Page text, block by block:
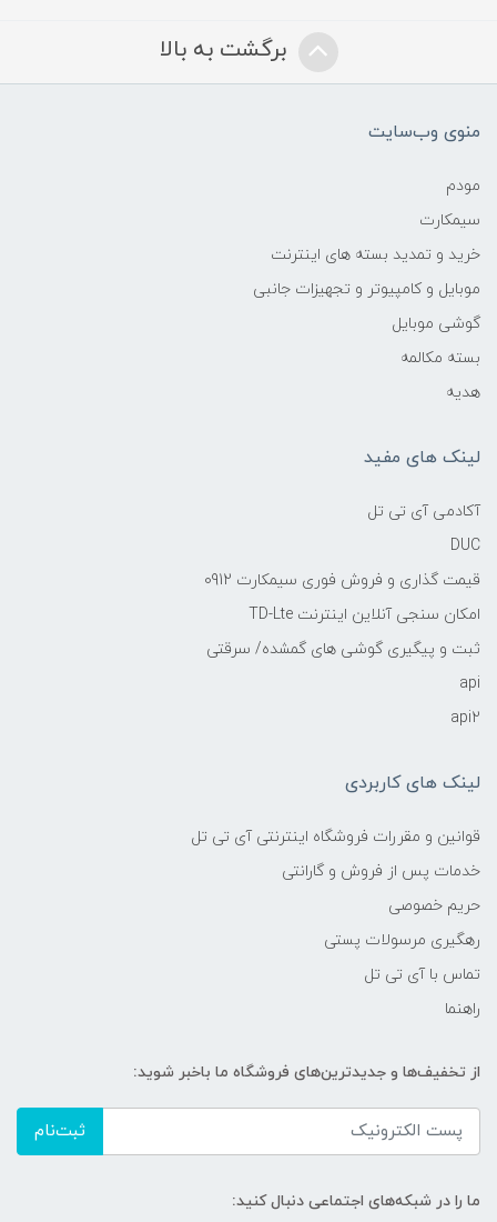
برگشت به بالا
منوی وب‌سایت
مودم
سیمکارت
خرید و تمدید بسته های اینترنت
موبایل و کامپیوتر و تجهیزات جانبی
گوشی موبایل
بسته مکالمه
هدیه
لینک های مفید
آکادمی آی تی تل
DUC
قیمت گذاری و فروش فوری سیمکارت 0912
امکان سنجی آنلاین اینترنت TD-Lte
ثبت و پیگیری گوشی های گمشده/ سرقتی
api
api2
لینک های کاربردی
قوانین و مقررات فروشگاه اینترنتی آی تی تل
خدمات پس از فروش و گارانتی
حریم خصوصی
رهگیری مرسولات پستی
تماس با آی تی تل
راهنما
از تخفیف‌ها و جدیدترین‌های فروشگاه ما باخبر شوید:
ثبت‌نام
ما را در شبکه‌های اجتماعی دنبال کنید: